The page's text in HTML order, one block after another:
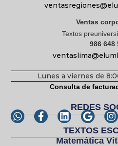
Ventas
Textos
986 648
Lunes a viernes de
Consulta de
REDES
TEXTOS
Matemática